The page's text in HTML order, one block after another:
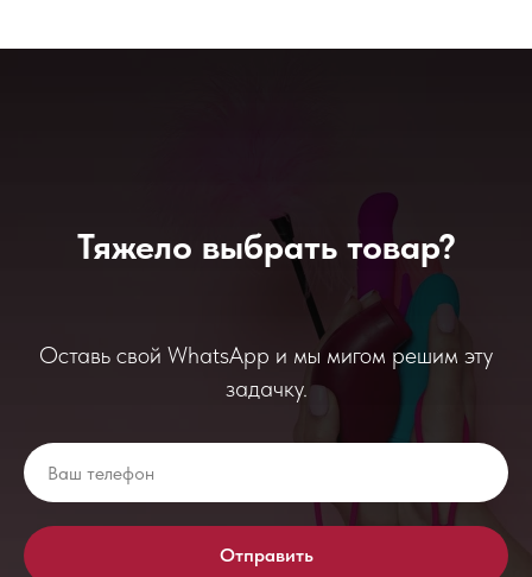
Тяжело выбрать товар?
Оставь свой WhatsApp и мы мигом решим эту
задачку.
Отправить